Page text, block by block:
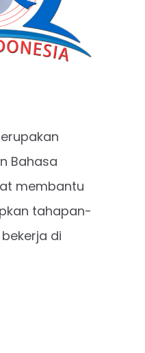
Bahasa
membantu
tahapan-
di